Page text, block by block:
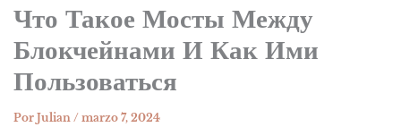
Что Такое Мосты Между
Блокчейнами И Как Ими
Пользоваться
Por Julian / marzo 7, 2024